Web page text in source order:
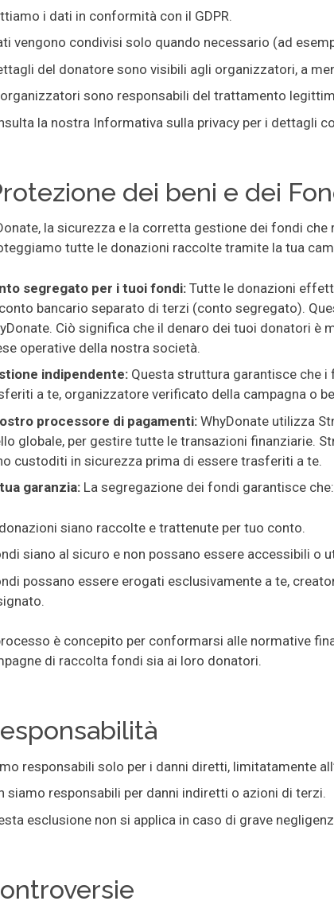
i dati in conformità con il GDPR.
vengono condivisi solo quando necessario (ad
del donatore sono visibili agli organizzatori, a
sono responsabili del trattamento
la nostra Informativa sulla privacy per i dettagli
dei beni e dei
la sicurezza e la corretta gestione dei fondi
tutte le donazioni raccolte tramite la tua
segregato per i tuoi fondi: Tutte le donazioni
bancario separato di terzi (conto segregato).
Ciò significa che il denaro dei tuoi donatori è
operative della nostra società.
indipendente: Questa struttura garantisce che
a te, organizzatore verificato della campagna o
processore di pagamenti: WhyDonate utilizza
globale, per gestire tutte le transazioni finanziarie.
custoditi in sicurezza prima di essere trasferiti a te.
garanzia: La segregazione dei fondi garantisce che:
siano raccolte e trattenute per tuo conto.
siano al sicuro e non possano essere accessibili o
possano essere erogati esclusivamente a te,
è concepito per conformarsi alle normative
di raccolta fondi sia ai loro donatori.
responsabili solo per i danni diretti, limitatamente
siamo responsabili per danni indiretti o azioni di terzi.
esclusione non si applica in caso di grave